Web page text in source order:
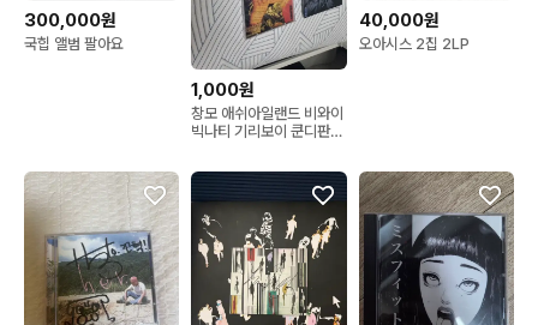
300,000원
국힙 앨범 팔아요
1,000원
창모 애쉬아일랜드 비와이
빅나티 기리보이 쿤디판다
40,000원
오아시스 2집 2LP